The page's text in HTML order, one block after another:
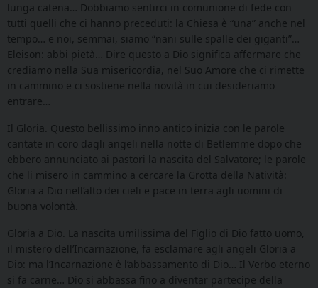
lunga catena… Dobbiamo sentirci in comunione di fede con
tutti quelli che ci hanno preceduti: la Chiesa è “una” anche nel
tempo… e noi, semmai, siamo “nani sulle spalle dei giganti”…
Eleison: abbi pietà… Dire questo a Dio significa affermare che
crediamo nella Sua misericordia, nel Suo Amore che ci rimette
in cammino e ci sostiene nella novità in cui desideriamo
entrare…
Il Gloria. Questo bellissimo inno antico inizia con le parole
cantate in coro dagli angeli nella notte di Betlemme dopo che
ebbero annunciato ai pastori la nascita del Salvatore; le parole
che li misero in cammino a cercare la Grotta della Natività:
Gloria a Dio nell’alto dei cieli e pace in terra agli uomini di
buona volontà.
Gloria a Dio. La nascita umilissima del Figlio di Dio fatto uomo,
il mistero dell’Incarnazione, fa esclamare agli angeli Gloria a
Dio: ma l’Incarnazione è l’abbassamento di Dio… Il Verbo eterno
si fa carne… Dio si abbassa fino a diventar partecipe della